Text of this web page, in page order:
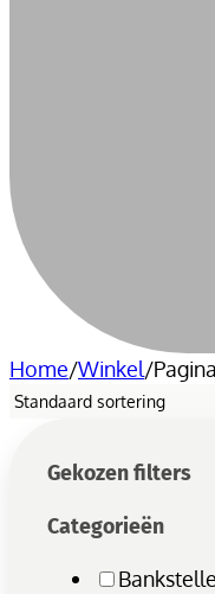
Home/Winkel/
Gekozen filters
Categorieën